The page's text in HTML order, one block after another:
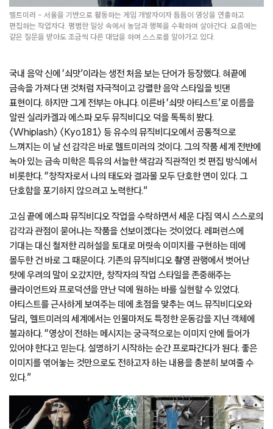
멜트미러 – 서울을 기반으로 활동하는 게임 개발자이자 틈틈이 영상을 연출하고
편집하는 작업자다. 평범한 일상 속에서 농담과 행복을 수확하며 살아간다. 요즘에는
같은 질문을 받아도 조금씩 다른 대답을 하며 스스로를 알아가고 있다.
국내 음악 신에 ‘쇠맛’이라는 생전 처음 보는 단어가 등장했다. 혀끝에
금속을 가져다 댄 것처럼 자극적이고 강렬한 음악 스타일을 빗댄
표현이다. 하지만 그게 전부는 아니다. 이른바 ‘쇠맛 아티스트’로 이름을
알린 실리카겔과 에스파 모두 뮤직비디오 덕을 톡톡히 봤다.
〈Whiplash〉 〈Kyo181〉 등 유수의 뮤직비디오에서 공통적으로
느껴지는 이 날 선 감각은 바로 멜트미러의 것이다. 그의 작품 세계 전반에
녹아 있는 금속 미학은 특유의 서늘한 색감과 직관적인 컷 편집 방식에서
비롯한다. “창작자로서 나의 태도와 결과물 모두 단호한 면이 있다. 그
단호함을 포기하지 않으려고 노력한다.”
고심 끝에 에스파 뮤직비디오 작업을 수락하면서 세운 다짐 역시 스스로의
감각과 관점이 묻어나는 작품을 선보이겠다는 것이었다. 레퍼런스에
기대는 대신 철저한 리허설을 토대로 머릿속 이미지를 구현하는 데에
몰두한 건 바로 그 때문이다. 기존의 뮤직비디오 촬영 관행에서 벗어난
탓에 우려의 말이 오갔지만, 창작자의 작업 스타일을 존중해주는
클라이언트와 프로덕션을 만난 덕에 원하는 바를 실현할 수 있었다.
아티스트를 근사하게 보여주는 데에 초점을 맞추는 여느 뮤직비디오와
달리, 멜트미러의 세계에서는 인물마저도 특정한 운동감을 지닌 객체에
불과하다. “영상이 전하는 메시지는 궁극적으로는 이미지 안에 들어가
있어야 한다고 믿는다. 설명하기 시작하는 순간 프로파간다가 된다. 좋은
이미지를 엮어놓는 것만으로도 전하고자 하는 내용을 충분히 보여줄 수
있다.”